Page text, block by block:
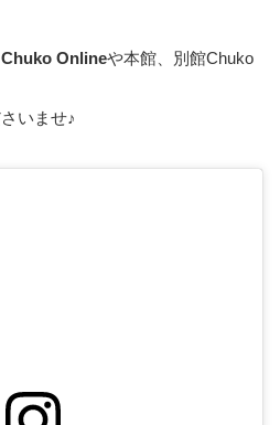
Chuko Onlineや本館、別館Chuko
いませ♪